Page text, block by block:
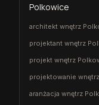
Polkowice
architekt wnętrz
projektant wnętrz
projekt wnętrz
projektowanie
aranżacja wnętrz